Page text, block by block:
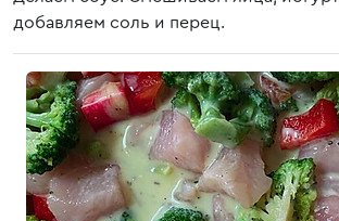
добавляем соль и перец.